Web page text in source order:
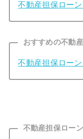
不動産担保ロー
おすすめの不動
不動産担保ロー
不動産担保ロー